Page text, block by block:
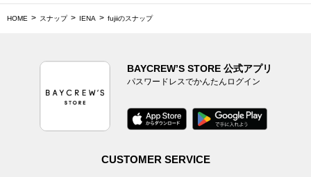
HOME スナップ IENA fujiiのスナップ
BAYCREW’S STORE 公式アプリ
パスワードレスでかんたんログイン
CUSTOMER SERVICE